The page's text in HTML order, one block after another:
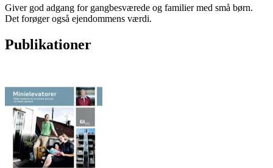
Giver god adgang for gangbesværede og familier med små børn.
Det forøger også ejendommens værdi.
Publikationer